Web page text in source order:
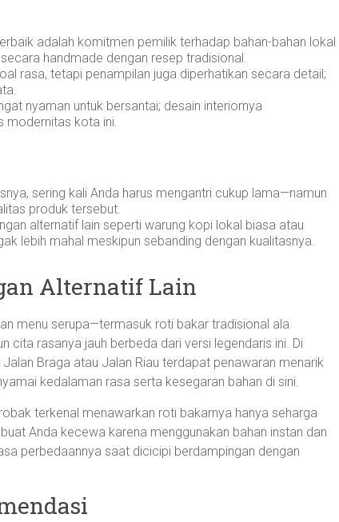
adalah komitmen pemilik terhadap bahan-bahan lokal
handmade dengan resep tradisional.
rasa, tetapi penampilan juga diperhatikan secara detail;
nyaman untuk bersantai; desain interiornya
modernitas kota ini.
sering kali Anda harus mengantri cukup lama—namun
produk tersebut.
alternatif lain seperti warung kopi lokal biasa atau
lebih mahal meskipun sebanding dengan kualitasnya.
Alternatif Lain
menu serupa—termasuk roti bakar tradisional ala
cita rasanya jauh berbeda dari versi legendaris ini. Di
Braga atau Jalan Riau terdapat penawaran menarik
kedalaman rasa serta kesegaran bahan di sini.
terkenal menawarkan roti bakarnya hanya seharga
Anda kecewa karena menggunakan bahan instan dan
perbedaannya saat dicicipi berdampingan dengan